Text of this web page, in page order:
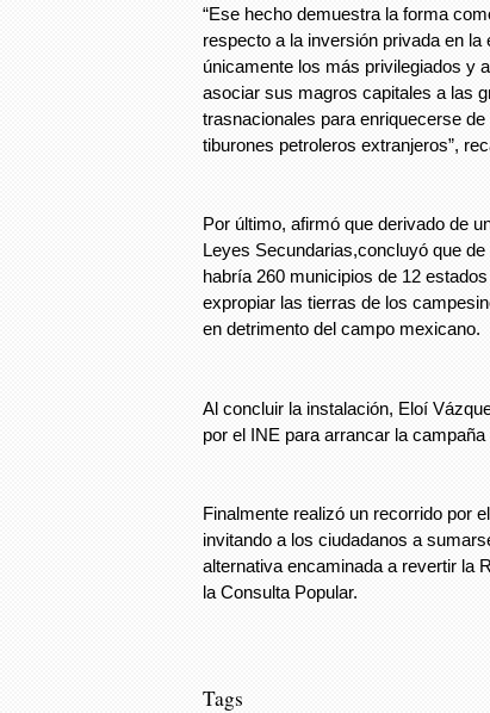
“Ese hecho demuestra la forma
respecto a la inversión privada en
únicamente los más privilegiados y
asociar sus magros capitales a las
trasnacionales para enriquecerse
tiburones petroleros extranjeros”,
Por último, afirmó que derivado de
Leyes Secundarias,concluyó que
habría 260 municipios de 12
expropiar las tierras de los
en detrimento del campo mexicano.
Al concluir la instalación, Eloí
por el INE para arrancar la
Finalmente realizó un recorrido por
invitando a los ciudadanos a
alternativa encaminada a revertir la
la Consulta Popular.
Tags